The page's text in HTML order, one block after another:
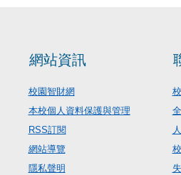
網站資訊
校園智財網
本校個人資料保護與管理
RSS訂閱
網站導覽
隱私聲明